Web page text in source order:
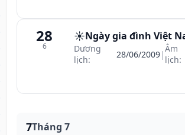
28
6
☀️Ngày gia đình Việt
Dương
lịch:
28/06/2009|Âm
lịch:
7Tháng 7